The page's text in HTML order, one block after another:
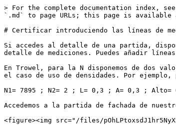
> For the complete documentation index,
`.md` to page URLs; this page is available
# Certificar introduciendo las líneas de
Si accedes al detalle de una partida,
detalle de mediciones. Puedes añadir
En Trowel, para la N disponemos de dos
el caso de uso de densidades. Por
N1= 7895 ; N2= 2 ; L= 0,3 ; A= 0,3 ; Alto=
Accedemos a la partida de fachada de
<figure><img src="/files/